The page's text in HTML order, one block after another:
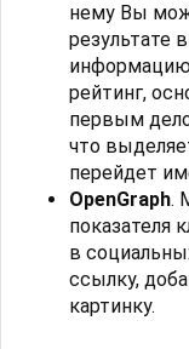
нему Вы
результате
рейтинг,
первым
что
перейдет
OpenGraph.
показателя
в
ссылку,
картинку.